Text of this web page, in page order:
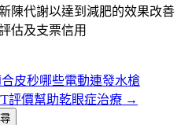
陳代謝以達到減肥的效果改善
估及支票信用
皮秒哪些電動連發水槍
評價幫助乾眼症治療 →